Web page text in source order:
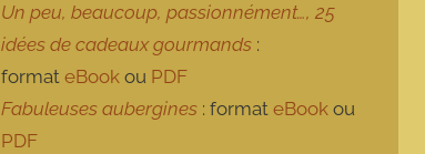
Un peu, beaucoup, passionnément…, 25
idées de cadeaux gourmands :
formateBook ou PDF
Fabuleuses aubergines : formateBook ou
PDF